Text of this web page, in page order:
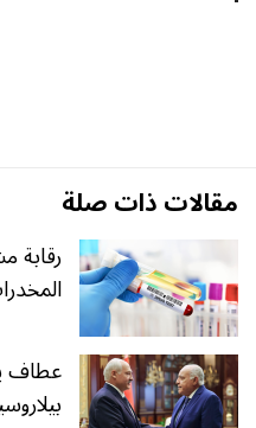
مقالات ذات صلة
رقابة
عطاف